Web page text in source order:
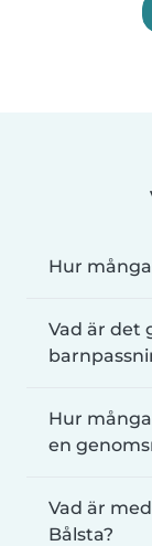
Hur
Vad är det
Hur
en
Vad är
Bålsta?